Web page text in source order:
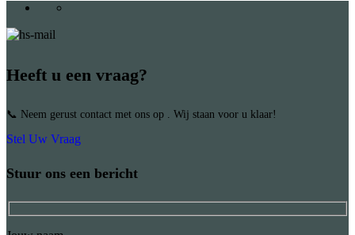
Heeft u een vraag?
📞 Neem gerust contact met ons op . Wij staan voor u klaar!
Stel Uw Vraag
Stuur ons een bericht